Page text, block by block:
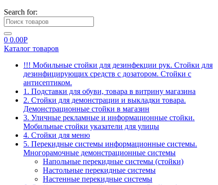
Search for:
0 0.00Р
Каталог товаров
!!! Мобильные стойки для дезинфекции рук. Стойки для
дезинфицирующих средств с дозатором. Стойки с
антисептиком.
1. Подставки для обуви, товара в витрину магазина
2. Стойки для демонстрации и выкладки товара.
Демонстрационные стойки в магазин
3. Уличные рекламные и информационные стойки.
Мобильные стойки указатели для улицы
4. Стойки для меню
5. Перекидные системы информационные системы.
Многорамочные демонстрационные системы
Напольные перекидные системы (стойки)
Настольные перекидные системы
Настенные перекидные системы